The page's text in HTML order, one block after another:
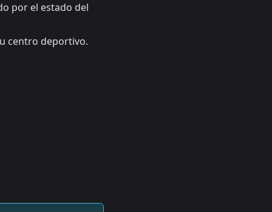
por el estado del
centro deportivo.